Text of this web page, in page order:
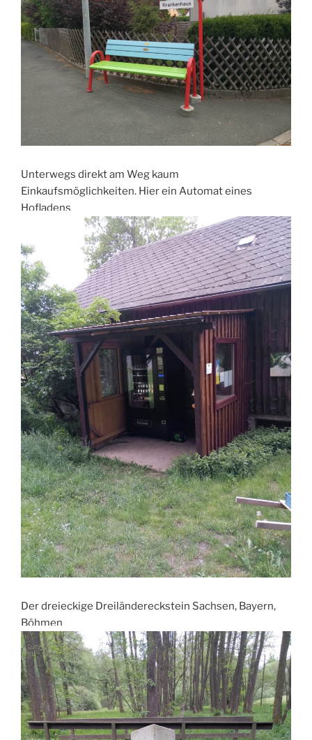
Unterwegs direkt am Weg kaum
Einkaufsmöglichkeiten. Hier ein Automat eines
Hofladens
Der dreieckige Dreiländereckstein Sachsen, Bayern,
Böhmen